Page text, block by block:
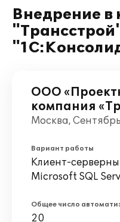
Внедрение в
ООО
компания
Москва,
Вариант работы
Клиент-
Microsoft SQL
Общее число
20